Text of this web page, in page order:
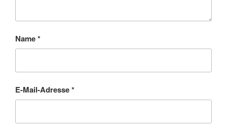
Name*
E-Mail-Adresse*